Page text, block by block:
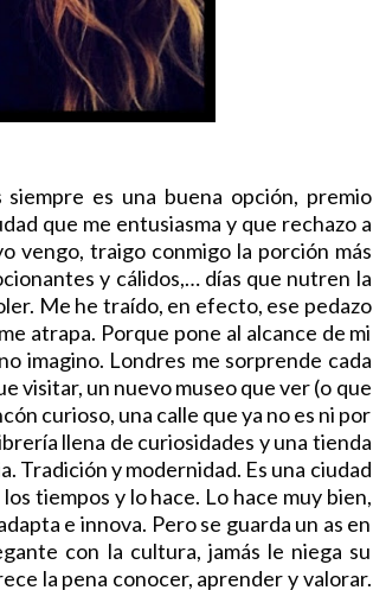
es una buena opción, premio
que me entusiasma y que rechazo a
vengo, traigo conmigo la porción más
y cálidos,… días que nutren la
Me he traído, en efecto, ese pedazo
atrapa. Porque pone al alcance de mi
imagino. Londres me sorprende cada
visitar, un nuevo museo que ver (o que
curioso, una calle que ya no es ni por
llena de curiosidades y una tienda
Tradición y modernidad. Es una ciudad
tiempos y lo hace. Lo hace muy bien,
e innova. Pero se guarda un as en
con la cultura, jamás le niega su
la pena conocer, aprender y valorar.